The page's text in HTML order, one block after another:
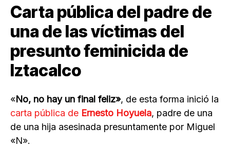
Carta pública del padre de
una de las víctimas del
presunto feminicida de
Iztacalco
«No, no hay un final feliz», de esta forma inició la
carta pública de Ernesto Hoyuela, padre de una
de una hija asesinada presuntamente por Miguel
«N».